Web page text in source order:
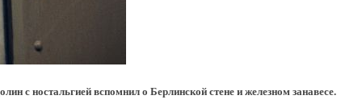
с ностальгией вспомнил о Берлинской стене и железном занавесе.